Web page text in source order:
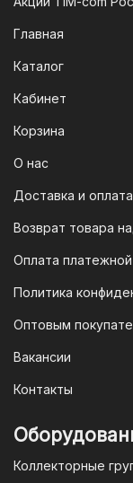
Мы
систему
доступен
3.
— это
заказа
удобно и
Главная
Каталог
Кабинет
Корзина
О нас
Доставка и оплата
Возврат товара
Оплата
Политика
Оптовым
Вакансии
Контакты
Коллекторные